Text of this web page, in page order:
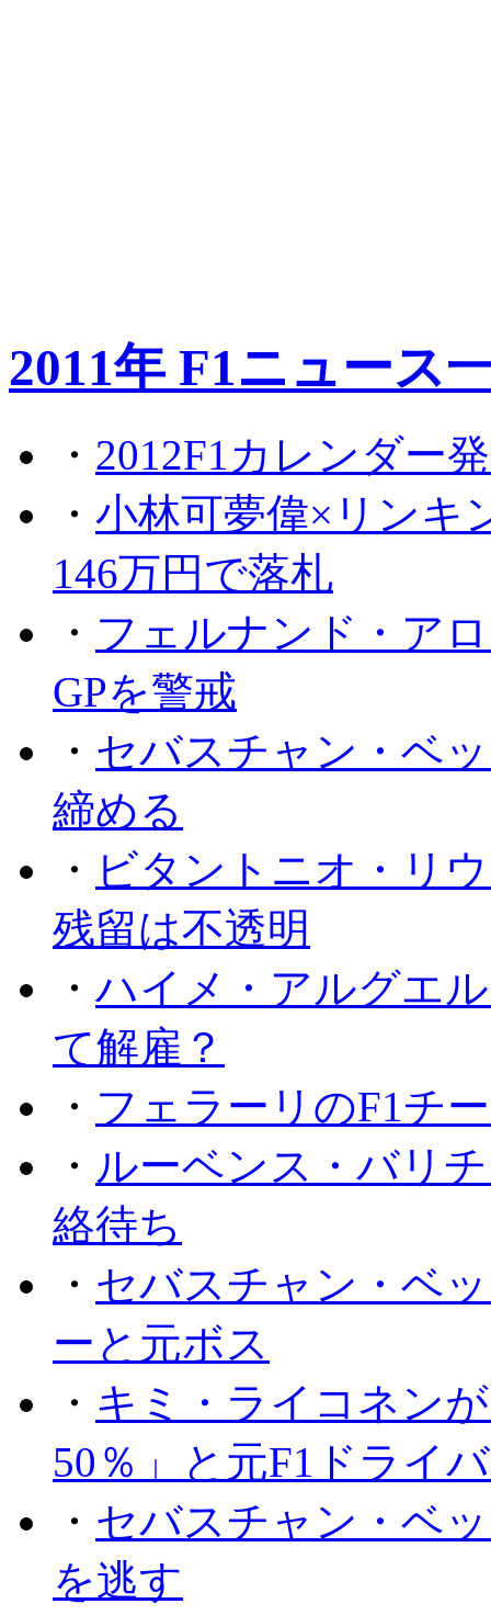
2011年 F1ニュース
・ 2012F1カレンダー
・ 小林可夢偉×リンキ
146万円で落札
・ フェルナンド・ア
GPを警戒
・ セバスチャン・ベ
締める
・ ビタントニオ・リ
残留は不透明
・ハイメ・アルグエ
て解雇？
・ フェラーリのF1チ
・ ルーベンス・バリ
絡待ち
・ セバスチャン・ベ
ーと元ボス
・ キミ・ライコネン
50％」と元F1ドライ
・ セバスチャン・ベ
を逃す